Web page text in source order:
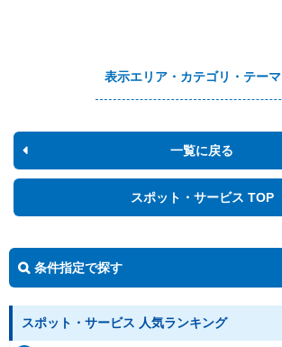
表示エリア・カテゴリ・テーマ
一覧に戻る
スポット・サービス TOP
条件指定で探す
スポット・サービス 人気ランキング